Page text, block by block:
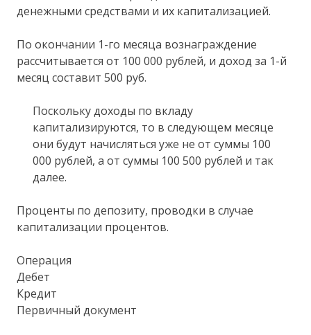
денежными средствами и их капитализацией.
По окончании 1-го месяца вознаграждение
рассчитывается от 100 000 рублей, и доход за 1-й
месяц составит 500 руб.
Поскольку доходы по вкладу
капитализируются, то в следующем месяце
они будут начисляться уже не от суммы 100
000 рублей, а от суммы 100 500 рублей и так
далее.
Проценты по депозиту, проводки в случае
капитализации процентов.
Операция
Дебет
Кредит
Первичный документ